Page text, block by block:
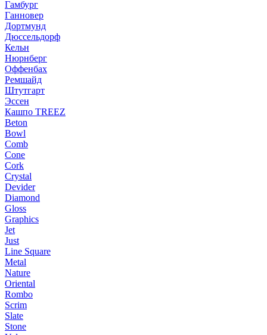
Гамбург
Ганновер
Дортмунд
Дюссельдорф
Кельн
Нюрнберг
Оффенбах
Ремшайд
Штутгарт
Эссен
Кашпо TREEZ
Beton
Bowl
Comb
Cone
Cork
Crystal
Devider
Diamond
Gloss
Graphics
Jet
Just
Line Square
Metal
Nature
Oriental
Rombo
Scrim
Slate
Stone